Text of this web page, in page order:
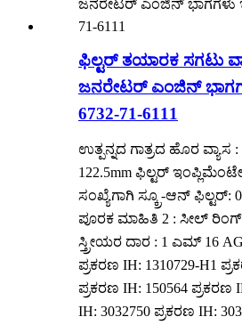
ಫಿಲ್ಟರ್ ತಯಾರಕ ಸಗಟು
ಜನರೇಟರ್ ಎಂಜಿನ್
6732-71-6111
ಉತ್ಪನ್ನದ ಗಾತ್ರದ ಹೊರ ವ್ಯಾಸ :
122.5mm ಫಿಲ್ಟರ್
ಸಂಖ್ಯೆಗಾಗಿ ಸ್ಕ್ರೂ-ಆನ್ ಫಿಲ್ಟರ್:
ಪೂರಕ ಮಾಹಿತಿ 2 : ಸೀಲ್ ರಿಂಗ್
ಸ್ತ್ರೀಯರ ದಾರ : 1 ಎಮ್ 16
ಪ್ರಕರಣ IH: 1310729-H1
ಪ್ರಕರಣ IH: 150564 ಪ್ರಕರಣ
IH: 3032750 ಪ್ರಕರಣ IH: